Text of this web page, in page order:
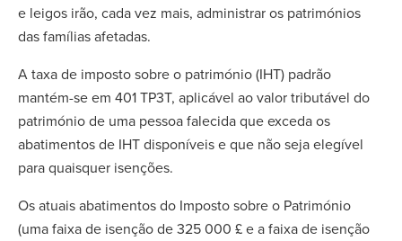
e leigos irão, cada vez mais, administrar os patrimónios
das famílias afetadas.
A taxa de imposto sobre o património (IHT) padrão
mantém-se em 401 TP3T, aplicável ao valor tributável do
património de uma pessoa falecida que exceda os
abatimentos de IHT disponíveis e que não seja elegível
para quaisquer isenções.
Os atuais abatimentos do Imposto sobre o Património
(uma faixa de isenção de 325 000 £ e a faixa de isenção